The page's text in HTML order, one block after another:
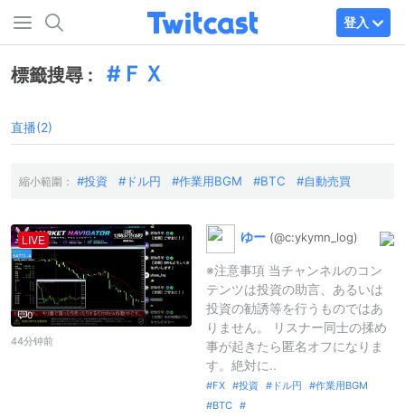
登入
標籤搜尋 : ＦＸ
直播(2)
縮小範圍： 投資 ドル円 作業用BGM BTC 自動売買
LIVE
0
44分钟前
ゆー (@c:ykymn_ log)
※注意事項 当チャンネルのコン
テンツは投資の助言、あるいは
投資の勧誘等を行うものではあ
りません。 リスナー同士の揉め
事が起きたら匿名オフになりま
す。絶対に..
FX 投資 ドル円
作業用BGM
BTC